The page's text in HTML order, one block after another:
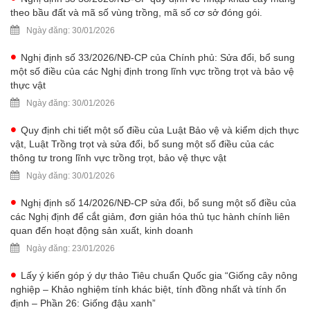
theo bầu đất và mã số vùng trồng, mã số cơ sở đóng gói.
Ngày đăng: 30/01/2026
Nghị định số 33/2026/NĐ-CP của Chính phủ: Sửa đổi, bổ sung
một số điều của các Nghị định trong lĩnh vực trồng trọt và bảo vệ
thực vật
Ngày đăng: 30/01/2026
Quy định chi tiết một số điều của Luật Bảo vệ và kiểm dịch thực
vật, Luật Trồng trọt và sửa đổi, bổ sung một số điều của các
thông tư trong lĩnh vực trồng trọt, bảo vệ thực vật
Ngày đăng: 30/01/2026
Nghị định số 14/2026/NĐ-CP sửa đổi, bổ sung một số điều của
các Nghị định để cắt giảm, đơn giản hóa thủ tục hành chính liên
quan đến hoạt động sản xuất, kinh doanh
Ngày đăng: 23/01/2026
Lấy ý kiến góp ý dự thảo Tiêu chuẩn Quốc gia “Giống cây nông
nghiệp – Khảo nghiệm tính khác biệt, tính đồng nhất và tính ổn
định – Phần 26: Giống đậu xanh”